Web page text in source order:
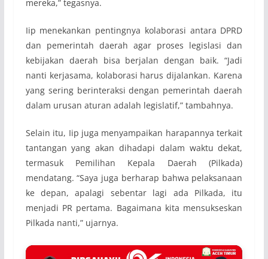
mereka,” tegasnya.
Iip menekankan pentingnya kolaborasi antara DPRD
dan pemerintah daerah agar proses legislasi dan
kebijakan daerah bisa berjalan dengan baik. “Jadi
nanti kerjasama, kolaborasi harus dijalankan. Karena
yang sering berinteraksi dengan pemerintah daerah
dalam urusan aturan adalah legislatif,” tambahnya.
Selain itu, Iip juga menyampaikan harapannya terkait
tantangan yang akan dihadapi dalam waktu dekat,
termasuk Pemilihan Kepala Daerah (Pilkada)
mendatang. “Saya juga berharap bahwa pelaksanaan
ke depan, apalagi sebentar lagi ada Pilkada, itu
menjadi PR pertama. Bagaimana kita mensukseskan
Pilkada nanti,” ujarnya.